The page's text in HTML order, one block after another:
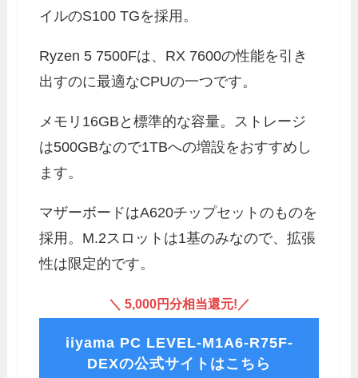
イルのS100 TGを採用。
Ryzen 5 7500Fは、RX 7600の性能を引き
出すのに最適なCPUの一つです。
メモリ16GBと標準的な容量。ストレージ
は500GBなので1TBへの増設をおすすめし
ます。
マザーボードはA620チップセットのものを
採用。M.2スロットは1基のみなので、拡張
性は限定的です。
＼ 5,000円分相当還元!／
iiyama PC LEVEL-M1A6-R75F-
DEXの公式サイトはこちら